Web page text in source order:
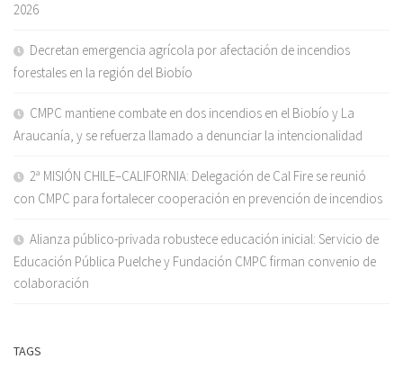
2026
Decretan emergencia agrícola por afectación de incendios
forestales en la región del Biobío
CMPC mantiene combate en dos incendios en el Biobío y La
Araucanía, y se refuerza llamado a denunciar la intencionalidad
2ª MISIÓN CHILE–CALIFORNIA: Delegación de Cal Fire se reunió
con CMPC para fortalecer cooperación en prevención de incendios
Alianza público-privada robustece educación inicial: Servicio de
Educación Pública Puelche y Fundación CMPC firman convenio de
colaboración
TAGS